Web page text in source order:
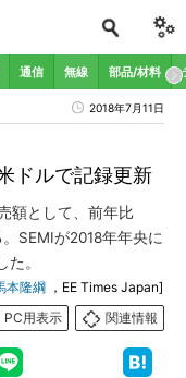
通信 無線 部品/材料
2018年7月11日
ドルで記録更新
額として、前年比
SEMIが2018年年央に
。
本隆綱 ，EE Times Japan]
PC用表示
関連情報